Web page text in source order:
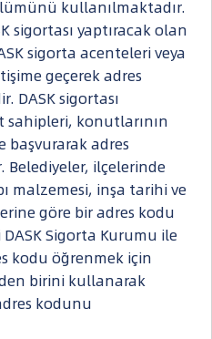
kullanılmaktadır.
sigortası yaptıracak olan
sigorta acenteleri veya
geçerek adres
DASK sigortası
konutlarının
adres
ilçelerinde
malzemesi, inşa tarihi ve
göre bir adres kodu
Sigorta Kurumu ile
kodu öğrenmek için
birini kullanarak
kodunu